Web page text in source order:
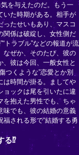
を与えたのだ。もう一
いた時期がある。相手が
ったせいもあり、マスコ
関係は破綻し、女性側だ
トラブル”などの報道が流
なぜか、そのたび、彼の
、彼は今回、一般女性と
つくような”恋愛とか別
は時間が掛る。ましてや
ョックは尾を引いたに違
を抱えた男性でも、ちゃ
味でも、彼の結婚の意義
される形で“結婚する勇
る⁉